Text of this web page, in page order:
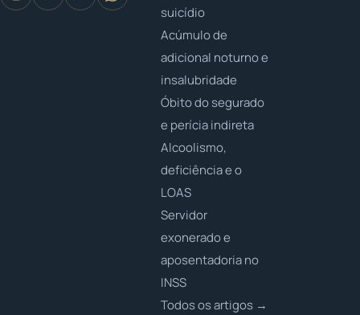
suicídio
Acúmulo de
adicional noturno e
insalubridade
Óbito do segurado
e perícia indireta
Alcoolismo,
deficiência e o
LOAS
Servidor
exonerado e
aposentadoria no
INSS
Todos os artigos →